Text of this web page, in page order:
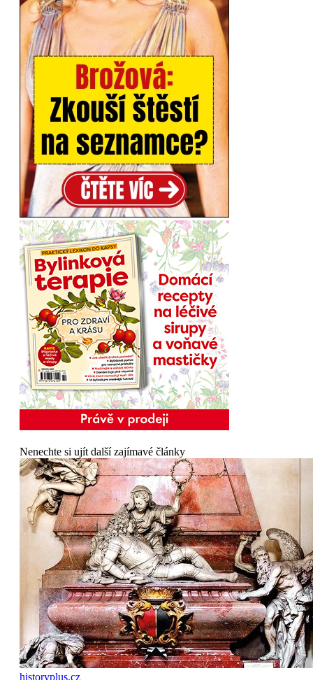
Nenechte si ujít další zajímavé články
historyplus.cz